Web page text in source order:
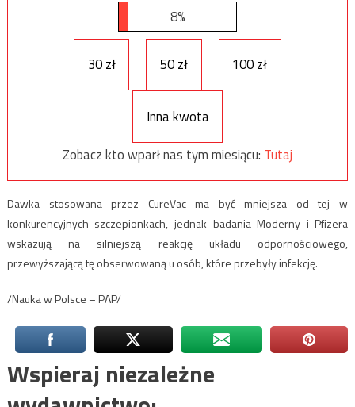
8%
30 zł 50 zł 100 zł
Inna kwota
Zobacz kto wparł nas tym miesiącu: Tutaj
Dawka stosowana przez CureVac ma być mniejsza od tej w
konkurencyjnych szczepionkach, jednak badania Moderny i Pfizera
wskazują na silniejszą reakcję układu odpornościowego,
przewyższającą tę obserwowaną u osób, które przebyły infekcję.
/Nauka w Polsce – PAP/
Wspieraj niezależne